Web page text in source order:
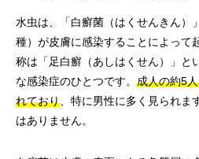
水虫は、「白癬菌（はくせんきん）
種）が皮膚に感染することによって
称は「足白癬（あしはくせん）」と
な感染症のひとつです。 成人の約5
れており 、特に男性に多く見られま
はありません。